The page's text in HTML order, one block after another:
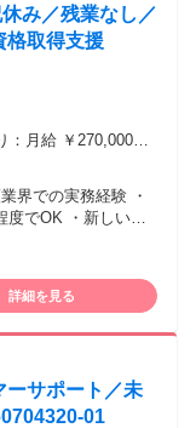
み／残業なし／
格取得支援
あり ◆
)
度でOK ・新しい知
やレセコンの使用
ワークライフバラ
等)知識がある方
士 ★医療情報技師
詳細を見る
ーサポート／未
01